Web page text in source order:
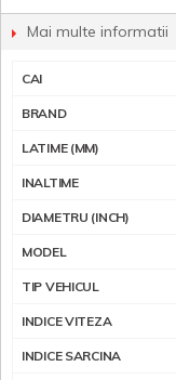
Mai multe informatii
CAI
BRAND
LATIME (MM)
INALTIME
DIAMETRU (INCH)
MODEL
TIP VEHICUL
INDICE VITEZA
INDICE SARCINA